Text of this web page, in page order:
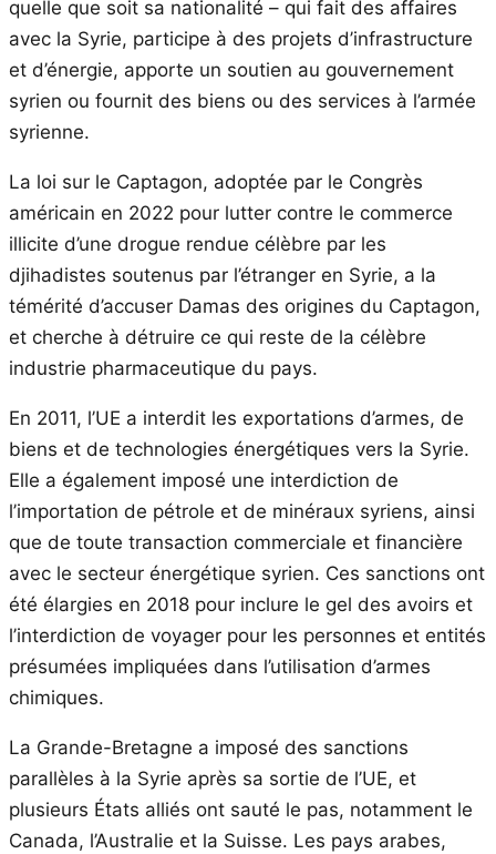
quelle que soit sa nationalité – qui fait des affaires
avec la Syrie, participe à des projets d’infrastructure
et d’énergie, apporte un soutien au gouvernement
syrien ou fournit des biens ou des services à l’armée
syrienne.
La loi sur le Captagon, adoptée par le Congrès
américain en 2022 pour lutter contre le commerce
illicite d’une drogue rendue célèbre par les
djihadistes soutenus par l’étranger en Syrie, a la
témérité d’accuser Damas des origines du Captagon,
et cherche à détruire ce qui reste de la célèbre
industrie pharmaceutique du pays.
En 2011, l’UE a interdit les exportations d’armes, de
biens et de technologies énergétiques vers la Syrie.
Elle a également imposé une interdiction de
l’importation de pétrole et de minéraux syriens, ainsi
que de toute transaction commerciale et financière
avec le secteur énergétique syrien. Ces sanctions ont
été élargies en 2018 pour inclure le gel des avoirs et
l’interdiction de voyager pour les personnes et entités
présumées impliquées dans l’utilisation d’armes
chimiques.
La Grande-Bretagne a imposé des sanctions
parallèles à la Syrie après sa sortie de l’UE, et
plusieurs États alliés ont sauté le pas, notamment le
Canada, l’Australie et la Suisse. Les pays arabes,